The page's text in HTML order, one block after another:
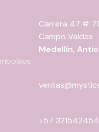
Carrera 47 #
Campo Valdes
Medellín,
+57